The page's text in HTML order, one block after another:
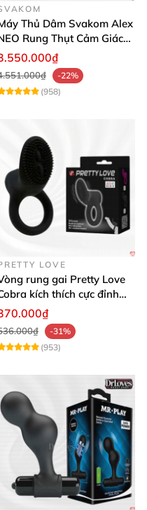
Thủ Dâm Svakom Alex
Rung Thụt Cảm Giác
App Điều Khiển
-22%
(958)
LOVE
rung gai Pretty Love
kích thích cực đỉnh
nghiệm
-31%
(953)